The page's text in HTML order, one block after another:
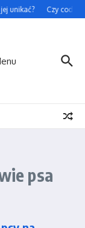
unikać? Czy
psa